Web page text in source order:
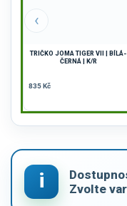
‹
TRIČKO JOMA TIGER VII | BÍLÁ-
ČERNÁ | K/R
835 Kč